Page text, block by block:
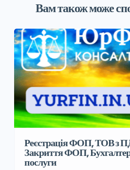
Вам також може
Реєстрація ФОП, ТОВ з
Закриття ФОП,
послуги